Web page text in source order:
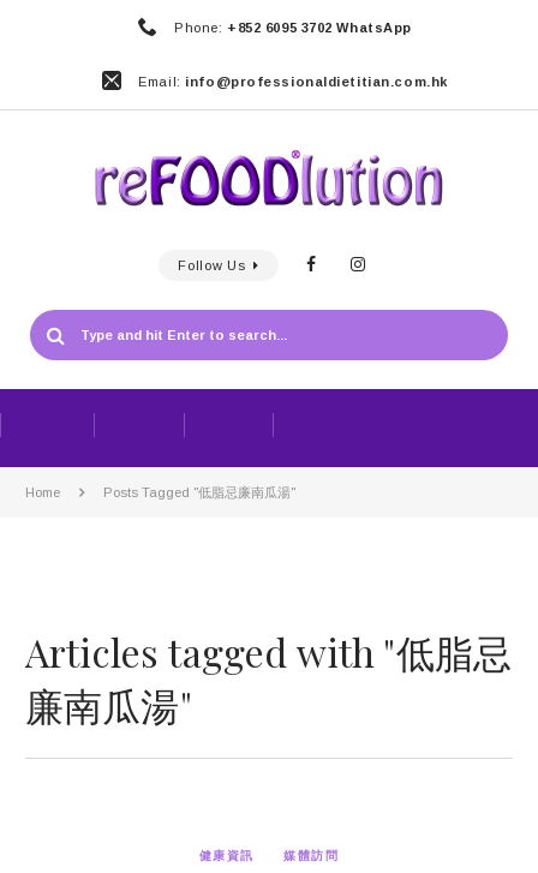
Phone: +852 6095 3702 WhatsApp
Email: info@professionaldietitian.com.hk
Follow Us
Home Posts Tagged "低脂忌廉南瓜湯"
Articles tagged with "低脂忌
廉南瓜湯"
健康資訊 媒體訪問